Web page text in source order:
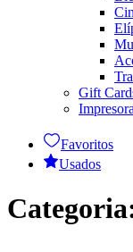
Gift
Favoritos
Usados